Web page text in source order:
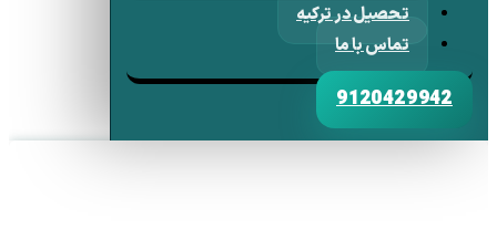
تحصیل در ترکیه
تماس با ما
9120429942